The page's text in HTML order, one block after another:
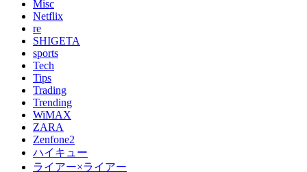
Misc
Netflix
re
SHIGETA
sports
Tech
Tips
Trading
Trending
WiMAX
ZARA
Zenfone2
ハイキュー
ライアー×ライアー